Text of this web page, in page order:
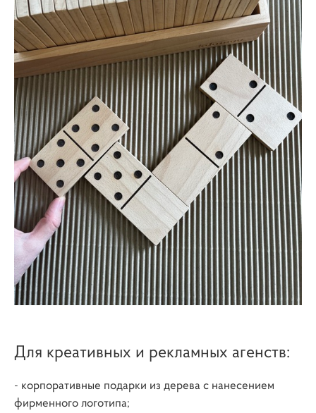
Для креативных и рекламных агенств:
- корпоративные подарки из дерева с нанесением
фирменного логотипа;